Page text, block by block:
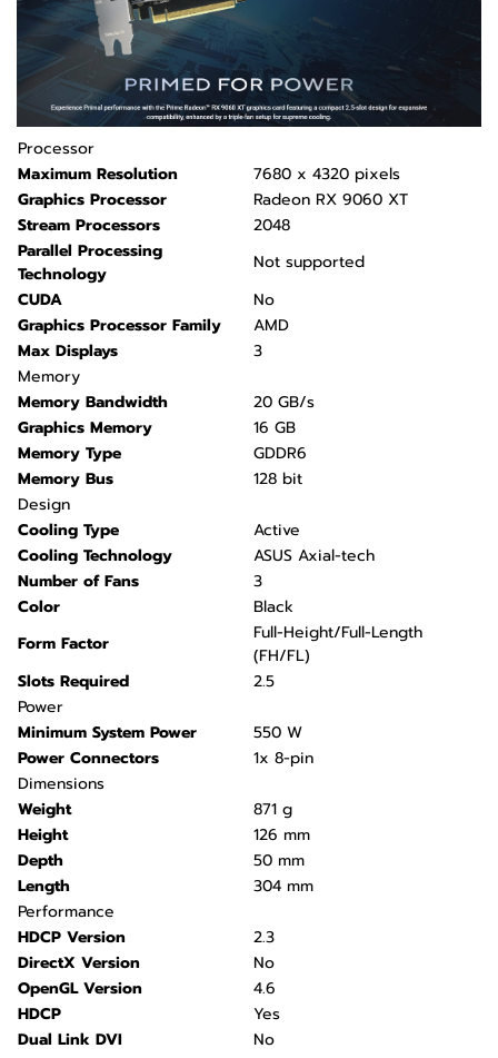
Processor
Maximum Resolution
7680 x 4320 pixels
Graphics Processor
Radeon RX 9060 XT
Stream Processors
2048
Parallel Processing
Technology
Not supported
CUDA
No
Graphics Processor Family
AMD
Max Displays
3
Memory
Memory Bandwidth
20 GB/s
Graphics Memory
16 GB
Memory Type
GDDR6
Memory Bus
128 bit
Design
Cooling Type
Active
Cooling Technology
ASUS Axial-tech
Number of Fans
3
Color
Black
Form Factor
Full-Height/Full-Length
(FH/FL)
Slots Required
2.5
Power
Minimum System Power
550 W
Power Connectors
1x 8-pin
Dimensions
Weight
871 g
Height
126 mm
Depth
50 mm
Length
304 mm
Performance
HDCP Version
2.3
DirectX Version
No
OpenGL Version
4.6
HDCP
Yes
Dual Link DVI
No